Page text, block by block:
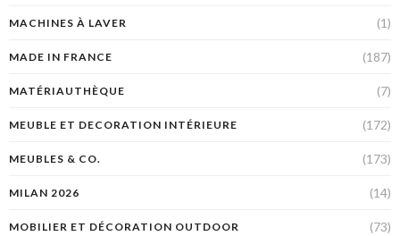
MACHINES À LAVER (1)
MADE IN FRANCE (187)
MATÉRIAUTHÈQUE (7)
MEUBLE ET DECORATION INTÉRIEURE (172)
MEUBLES & CO. (173)
MILAN 2026 (14)
MOBILIER ET DÉCORATION OUTDOOR (73)